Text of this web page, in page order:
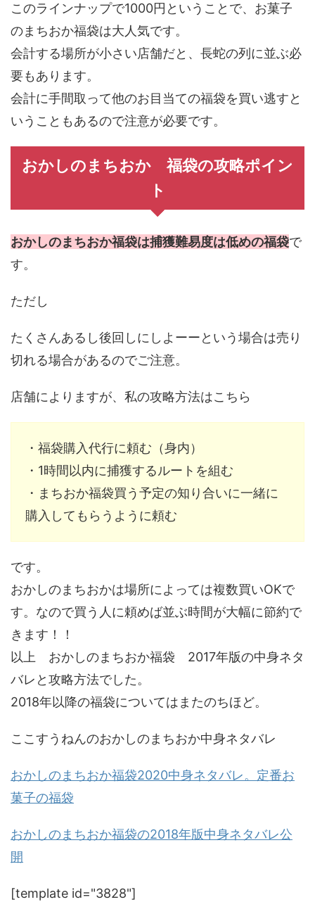
このラインナップで1000円ということで、お菓子
のまちおか福袋は大人気です。
会計する場所が小さい店舗だと、長蛇の列に並ぶ必
要もあります。
会計に手間取って他のお目当ての福袋を買い逃すと
いうこともあるので注意が必要です。
おかしのまちおか 福袋の攻略ポイン
ト
おかしのまちおか福袋は捕獲難易度は低めの福袋で
す。
ただし
たくさんあるし後回しにしよーーという場合は売り
切れる場合があるのでご注意。
店舗によりますが、私の攻略方法はこちら
・福袋購入代行に頼む（身内）
・1時間以内に捕獲するルートを組む
・まちおか福袋買う予定の知り合いに一緒に
購入してもらうように頼む
です。
おかしのまちおかは場所によっては複数買いOKで
す。なので買う人に頼めば並ぶ時間が大幅に節約で
きます！！
以上 おかしのまちおか福袋 2017年版の中身ネタ
バレと攻略方法でした。
2018年以降の福袋についてはまたのちほど。
ここすうねんのおかしのまちおか中身ネタバレ
おかしのまちおか福袋2020中身ネタバレ。定番お
菓子の福袋
おかしのまちおか福袋の2018年版中身ネタバレ公
開
[template id="3828"]